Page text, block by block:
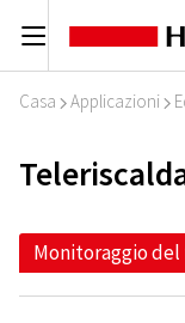
C
Casa I Applicazioni I
Monitoraggio